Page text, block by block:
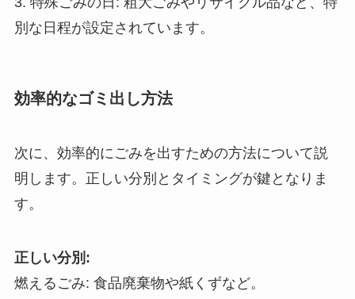
別な日程が設定されています。
効率的なゴミ出し方法
次に、効率的にごみを出すための方法について説
明します。正しい分別とタイミングが鍵となりま
す。
正しい分別:
燃えるごみ: 食品廃棄物や紙くずなど。